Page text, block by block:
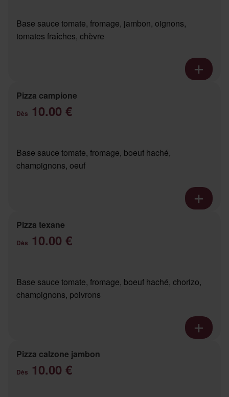
Base sauce tomate, fromage, jambon, oignons,
tomates fraîches, chèvre
Pizza campione
Dès 10.00 €
Base sauce tomate, fromage, boeuf haché,
champignons, oeuf
Pizza texane
Dès 10.00 €
Base sauce tomate, fromage, boeuf haché, chorizo,
champignons, poivrons
Pizza calzone jambon
Dès 10.00 €